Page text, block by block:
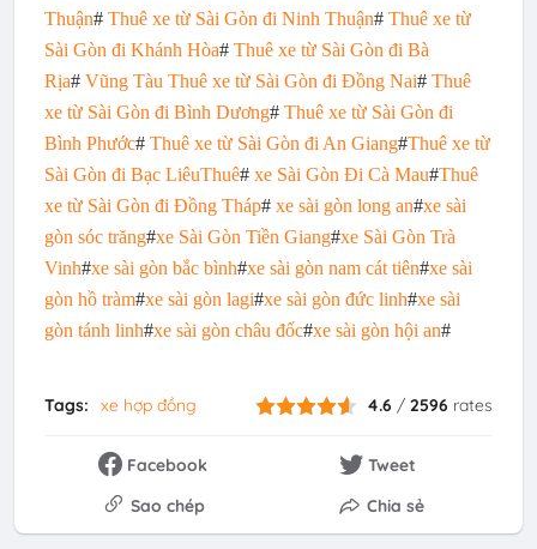
Thuận# Thuê xe từ Sài Gòn đi Ninh Thuận# Thuê xe từ
Sài Gòn đi Khánh Hòa# Thuê xe từ Sài Gòn đi Bà
Rịa# Vũng Tàu Thuê xe từ Sài Gòn đi Đồng Nai# Thuê
xe từ Sài Gòn đi Bình Dương# Thuê xe từ Sài Gòn đi
Bình Phước# Thuê xe từ Sài Gòn đi An Giang#Thuê xe từ
Sài Gòn đi Bạc LiêuThuê# xe Sài Gòn Đi Cà Mau#Thuê
xe từ Sài Gòn đi Đồng Tháp# xe sài gòn long an#xe sài
gòn sóc trăng#xe Sài Gòn Tiền Giang#xe Sài Gòn Trà
Vinh#xe sài gòn bắc bình#xe sài gòn nam cát tiên#xe sài
gòn hồ tràm#xe sài gòn lagi#xe sài gòn đức linh#xe sài
gòn tánh linh#xe sài gòn châu đốc#xe sài gòn hội an#
Tags: xe hợp đồng 4.6 /2596 rates
Facebook
Tweet
Sao chép
Chia sẻ